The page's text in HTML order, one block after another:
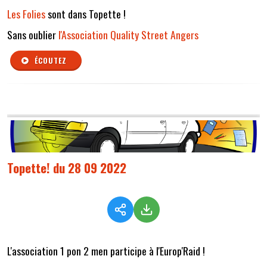
Les Foliessont dans Topette !
Sans oublierl'Association Quality Street Angers
ÉCOUTEZ
Topette! du 28 09 2022
L'association 1 pon 2 men participe à l'Europ'Raid !